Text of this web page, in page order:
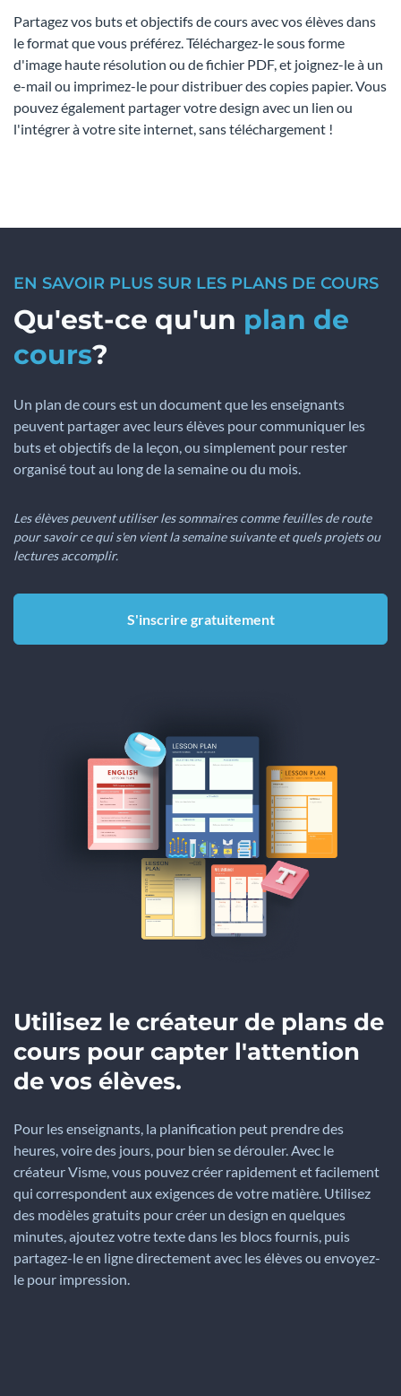
Partagez vos buts et objectifs de cours avec vos élèves dans
le format que vous préférez. Téléchargez-le sous forme
d'image haute résolution ou de fichier PDF, et joignez-le à un
e-mail ou imprimez-le pour distribuer des copies papier. Vous
pouvez également partager votre design avec un lien ou
l'intégrer à votre site internet, sans téléchargement !
EN SAVOIR PLUS SUR LES PLANS DE COURS
Qu'est-ce qu'un plan de
cours?
Un plan de cours est un document que les enseignants
peuvent partager avec leurs élèves pour communiquer les
buts et objectifs de la leçon, ou simplement pour rester
organisé tout au long de la semaine ou du mois.
Les élèves peuvent utiliser les sommaires comme feuilles de route
pour savoir ce qui s'en vient la semaine suivante et quels projets ou
lectures accomplir.
S'inscrire gratuitement
Utilisez le créateur de plans de
cours pour capter l'attention
de vos élèves.
Pour les enseignants, la planification peut prendre des
heures, voire des jours, pour bien se dérouler. Avec le
créateur Visme, vous pouvez créer rapidement et facilement
qui correspondent aux exigences de votre matière. Utilisez
des modèles gratuits pour créer un design en quelques
minutes, ajoutez votre texte dans les blocs fournis, puis
partagez-le en ligne directement avec les élèves ou envoyez-
le pour impression.